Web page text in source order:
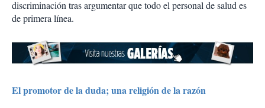
discriminación tras argumentar que todo el personal de salud es
de primera línea.
El promotor de la duda; una religión de la razón